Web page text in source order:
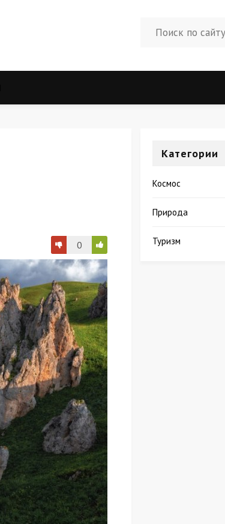
0
Категории
Космос
Природа
Туризм